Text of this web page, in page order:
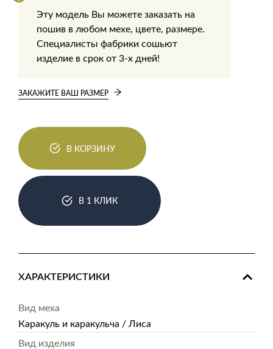
Эту модель Вы можете заказать на
пошив в любом мехе, цвете, размере.
Специалисты фабрики сошьют
изделие в срок от 3-х дней!
ЗАКАЖИТЕ ВАШ РАЗМЕР
В КОРЗИНУ
В 1 КЛИК
ХАРАКТЕРИСТИКИ
Вид меха
Каракуль и каракульча / Лиса
Вид изделия